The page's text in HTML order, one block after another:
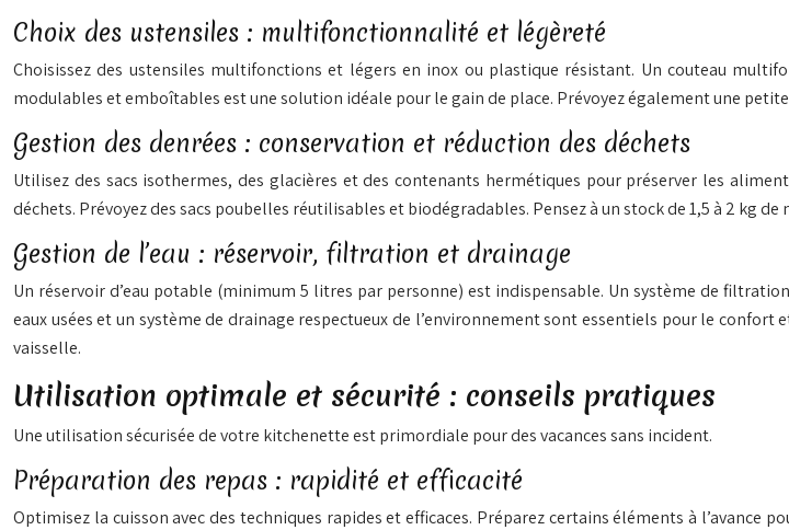
Choix des ustensiles : multifonctionnalité et légèreté
Choisissez des ustensiles multifonctions et légers en inox ou plastique résistant. Un couteau
modulables et emboîtables est une solution idéale pour le gain de place. Prévoyez également une
Gestion des denrées : conservation et réduction des déchets
Utilisez des sacs isothermes, des glacières et des contenants hermétiques pour préserver les
déchets. Prévoyez des sacs poubelles réutilisables et biodégradables. Pensez à un stock de 1,5 à 2 kg
Gestion de l’eau : réservoir, filtration et drainage
Un réservoir d’eau potable (minimum 5 litres par personne) est indispensable. Un système de
eaux usées et un système de drainage respectueux de l’environnement sont essentiels pour le
vaisselle.
Utilisation optimale et sécurité : conseils pratiques
Une utilisation sécurisée de votre kitchenette est primordiale pour des vacances sans incident.
Préparation des repas : rapidité et efficacité
Optimisez la cuisson avec des techniques rapides et efficaces. Préparez certains éléments à l’avance